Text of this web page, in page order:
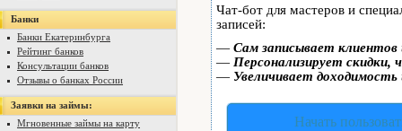
Банки
Банки Екатеринбурга
Рейтинг банков
Консультации банков
Отзывы о банках России
Заявки на займы:
Мгновенные займы на карту
Чат-бот для мастеров и
записей:
— Сам записывает
— Персонализирует скидки,
— Увеличивает
Начать